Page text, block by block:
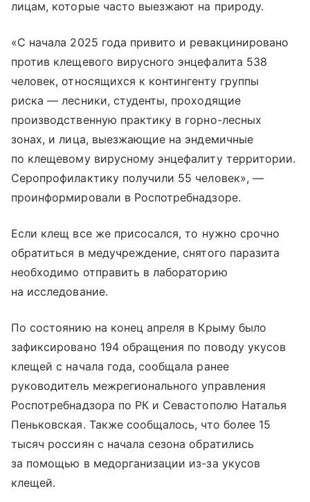
лицам, которые часто выезжают на природу.
«С начала 2025 года привито и ревакцинировано
против клещевого вирусного энцефалита 538
человек, относящихся к контингенту группы
риска — лесники, студенты, проходящие
производственную практику в горно-лесных
зонах, и лица, выезжающие на эндемичные
по клещевому вирусному энцефалиту территории.
Серопрофилактику получили 55 человек», —
проинформировали в Роспотребнадзоре.
Если клещ все же присосался, то нужно срочно
обратиться в медучреждение, снятого паразита
необходимо отправить в лабораторию
на исследование.
По состоянию на конец апреля в Крыму было
зафиксировано 194 обращения по поводу укусов
клещей с начала года, сообщала ранее
руководитель межрегионального управления
Роспотребнадзора по РК и Севастополю Наталья
Пеньковская. Также сообщалось, что более 15
тысяч россиян с начала сезона обратились
за помощью в медорганизации из-за укусов
клещей.